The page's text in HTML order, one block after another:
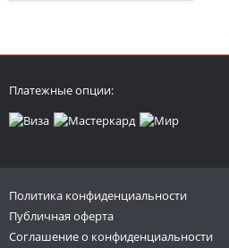
Платежные опции:
Политика конфиденциальности
Публичная оферта
Соглашение о конфиденциальности